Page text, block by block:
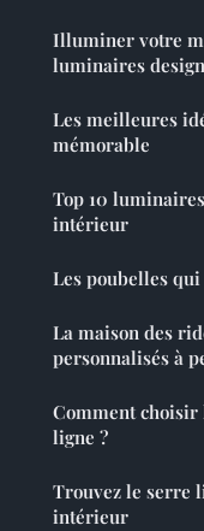
Illuminer votre
luminaires design
Les meilleures
mémorable
Top 10
intérieur
Les poubelles
La maison des
personnalisés à
Comment choisir
ligne ?
Trouvez le serre
intérieur